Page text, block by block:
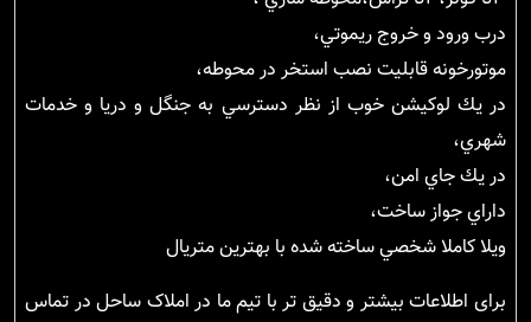
درب ورود و خروج ريموتي،
موتورخونه قابليت نصب استخر در محوطه،
در يك لوكيشن خوب از نظر دسترسي به جنگل و دريا و خدمات
شهري،
در يك جاي امن،
داراي جواز ساخت،
ويلا كاملا شخصي ساخته شده با بهترين متريال
برای اطلاعات بیشتر و دقیق تر با تیم ما در املاک ساحل در تماس